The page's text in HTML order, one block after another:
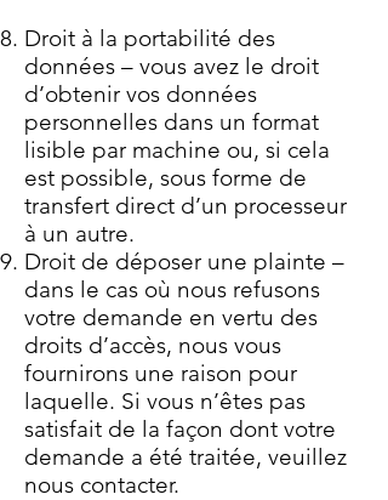
Droit à la portabilité des
données – vous avez le droit
d’obtenir vos données
personnelles dans un format
lisible par machine ou, si cela
est possible, sous forme de
transfert direct d’un processeur
à un autre.
Droit de déposer une plainte –
dans le cas où nous refusons
votre demande en vertu des
droits d’accès, nous vous
fournirons une raison pour
laquelle. Si vous n’êtes pas
satisfait de la façon dont votre
demande a été traitée, veuillez
nous contacter.